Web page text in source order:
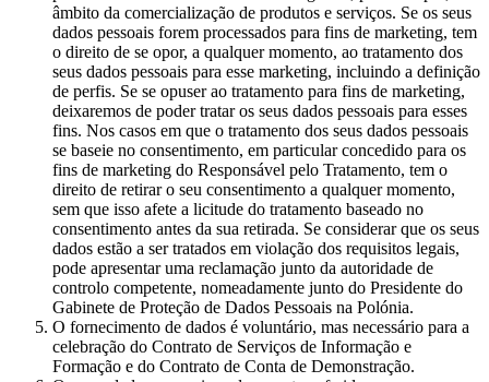
âmbito da comercialização de produtos e serviços. Se os seus
dados pessoais forem processados para fins de marketing, tem
o direito de se opor, a qualquer momento, ao tratamento dos
seus dados pessoais para esse marketing, incluindo a definição
de perfis. Se se opuser ao tratamento para fins de marketing,
deixaremos de poder tratar os seus dados pessoais para esses
fins. Nos casos em que o tratamento dos seus dados pessoais
se baseie no consentimento, em particular concedido para os
fins de marketing do Responsável pelo Tratamento, tem o
direito de retirar o seu consentimento a qualquer momento,
sem que isso afete a licitude do tratamento baseado no
consentimento antes da sua retirada. Se considerar que os seus
dados estão a ser tratados em violação dos requisitos legais,
pode apresentar uma reclamação junto da autoridade de
controlo competente, nomeadamente junto do Presidente do
Gabinete de Proteção de Dados Pessoais na Polónia.
O fornecimento de dados é voluntário, mas necessário para a
celebração do Contrato de Serviços de Informação e
Formação e do Contrato de Conta de Demonstração.